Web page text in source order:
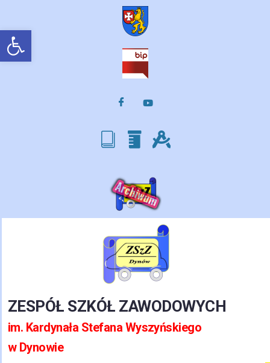
Otwórz pasek narzędzi
ZESPÓŁ SZKÓŁ ZAWODOWYCH
im. Kardynała Stefana Wyszyńskiego
w Dynowie